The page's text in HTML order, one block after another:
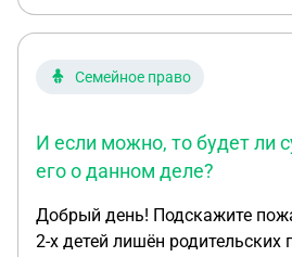
первому ребёнку. Как
Семейное право
И если можно, то будет ли
его о данном деле?
Добрый день! Подскажите
2-х детей лишён